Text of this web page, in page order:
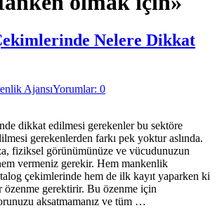
Nelere Dikkat
AjansıYorumlar: 0
dikkat edilmesi gerekenler bu sektöre
gerekenlerden farkı pek yoktur aslında.
fiziksel görünümünüze ve vücudunuzun
vermeniz gerekir. Hem mankenlik
çekimlerinde hem de ilk kayıt yaparken ki
gerektirir. Bu özenme için
aksatmamanız ve tüm …